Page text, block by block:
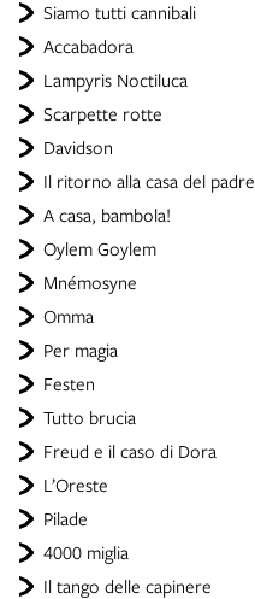
Siamo tutti cannibali
Accabadora
Lampyris Noctiluca
Scarpette rotte
Davidson
Il ritorno alla casa del padre
A casa, bambola!
Oylem Goylem
Mnémosyne
Omma
Per magia
Festen
Tutto brucia
Freud e il caso di Dora
L’Oreste
Pilade
4000 miglia
Il tango delle capinere